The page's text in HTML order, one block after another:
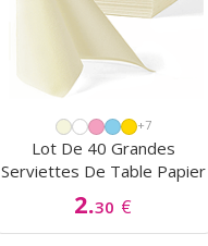
+7
Lot De 40 Grandes
Serviettes De Table Papier
2.30 €